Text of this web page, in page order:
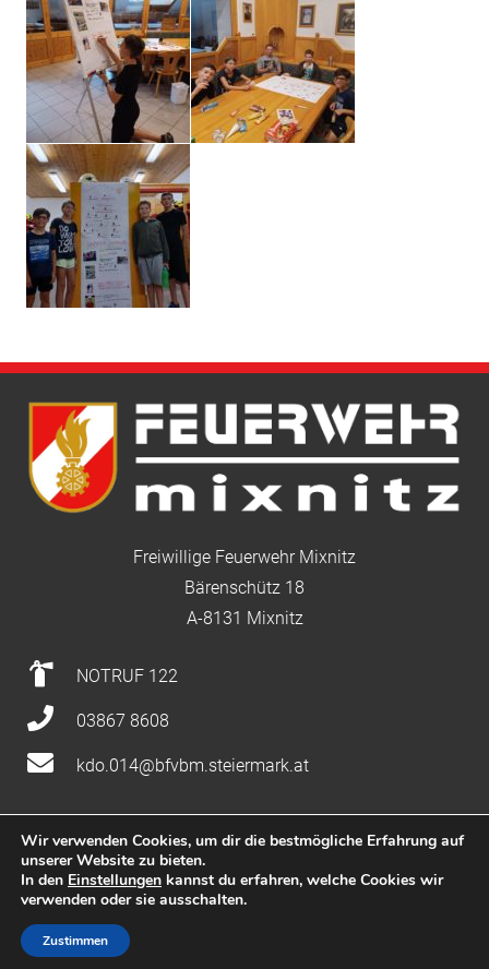
Freiwillige Feuerwehr Mixnitz
Bärenschütz 18
A-8131 Mixnitz
NOTRUF 122
03867 8608
kdo.014@bfvbm.steiermark.at
Impressum|Datenschutz |Nutzung
WP2Social Auto Publish
Wir verwenden Cookies, um dir die bestmögliche Erfahrung auf
unserer Website zu bieten.
In den Einstellungen kannst du erfahren, welche Cookies wir
verwenden oder sie ausschalten.
Zustimmen